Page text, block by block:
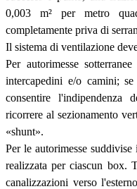
0,003 m² per metro
completamente priva di
Il sistema di ventilazione
Per autorimesse
intercapedini e/o camini;
consentire
ricorrere al sezionamento
«shunt».
Per le autorimesse
realizzata per ciascun box.
canalizzazioni verso